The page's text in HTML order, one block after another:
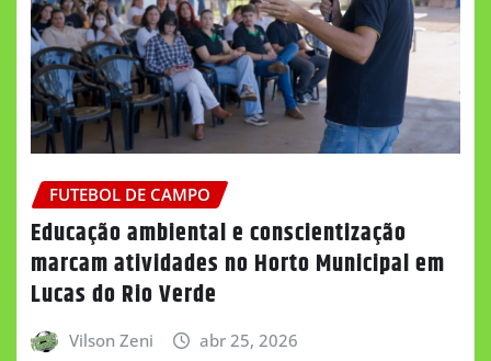
FUTEBOL DE CAMPO
Educação ambiental e conscientização
marcam atividades no Horto Municipal em
Lucas do Rio Verde
Vilson Zeni abr 25, 2026